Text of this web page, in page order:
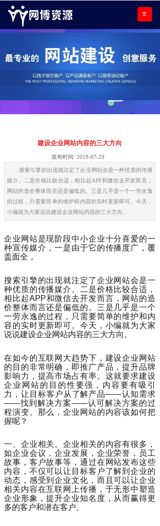
建设企业网站内容的三大方向
发布时间: 2019-07-29
搜索引擎的出现就注定了企业网站会是一种优质的传播
媒介。二是价格比较合适，相比起APP和微信去开发而言，
网站的造价整体而言还是偏低的。三是几乎是一个一劳永逸
的过程，只需要简单的维护和内容的实时更新即可。今天，
小编就为大家说说建设企业网站内容的三大方向。
企业网站是现阶段中小企业十分喜爱的一
种宣传媒介，一是由于它的传播度广，覆
盖面全，
搜索引擎的出现就注定了企业网站会是一
种优质的传播媒介。二是价格比较合适，
相比起APP和微信去开发而言，网站的造
价整体而言还是偏低的。三是几乎是一个
一劳永逸的过程，只需要简单的维护和内
容的实时更新即可。今天，小编就为大家
说说建设企业网站内容的三大方向。
在如今的互联网大趋势下，建设企业网站
的目的非常明确，即推广产品，提升品牌
影响力，提高市场占有率。这就要求建设
企业网站的目的性要强，内容要有吸引
力，让目标客户从了解产品——认知需求
——找到解决方案——认可解决方案的过
程演变。那么，企业网站的内容该如何把
握呢？
一、企业相关。企业相关的内容有很多，
如企业会议，企业发展，企业荣誉，员工
故事，客户故事等，通过在网站发布这些
内容，不仅可以让目标客户了解到企业的
动态，感受到企业文化，而且可以让企业
相关内容在互联网上传播，于无形中塑造
企业形象，提升企业知名度，从而赢得更
多的客户和潜在客户。